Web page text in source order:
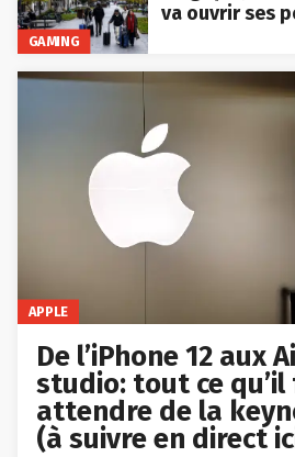
GAMING
va ouvrir ses
APPLE
De l’iPhone 12 aux
studio: tout ce
attendre de la
(à suivre en direct